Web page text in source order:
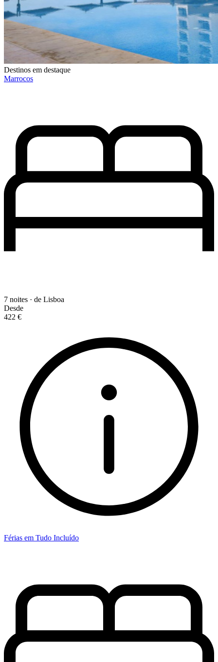
Destinos em destaque
Marrocos
7 noites · de Lisboa
Desde
422 €
Férias em Tudo Incluído